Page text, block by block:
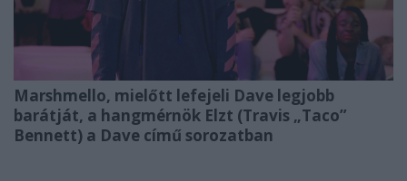
Marshmello, mielőtt lefejeli Dave legjobb
barátját, a hangmérnök Elzt (Travis „Taco”
Bennett) a Dave című sorozatban